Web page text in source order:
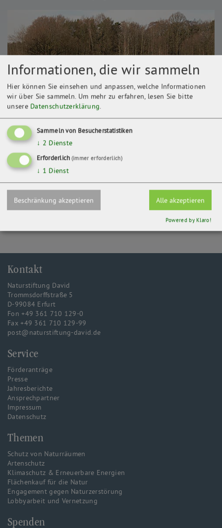
Kontakt
AG Naturschutzinstitut Dresden e.V.
Weixdorfer Str. 15
01129 Dresden
Kontakt
Naturstiftung David
Trommsdorffstraße 5
D-99084 Erfurt
Fon +49 361 710 129-0
Fax +49 361 710 129-99
post@naturstiftung-david.de
Service
Förderanträge
Presse
Jahresberichte
Ansprechpartner
Impressum
Datenschutz
Themen
Schutz von Naturräumen
Artenschutz
Klimaschutz & Erneuerbare Energien
Flächenkauf für die Natur
Engagement gegen Naturzerstörung
Lobbyarbeit und Vernetzung
Spenden
Informationen, die wir sammeln
Hier können Sie einsehen und anpassen, welche Informationen
wir über Sie sammeln. Um mehr zu erfahren, lesen Sie bitte
unsere Datenschutzerklärung.
Sammeln von Besucherstatistiken
↓ 2 Dienste
Erforderlich (immer erforderlich)
↓ 1 Dienst
Beschränkung akzeptieren Alle akzeptieren
Powered by Klaro!